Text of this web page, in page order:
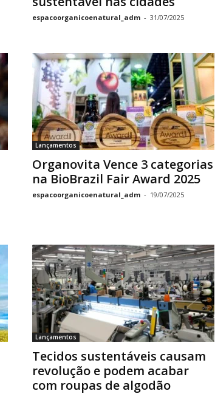
espacoorganicoenatural_adm - 31/07/2025
Lançamentos
Organovita Vence 3 categorias
na BioBrazil Fair Award 2025
espacoorganicoenatural_adm - 19/07/2025
Lançamentos
Tecidos sustentáveis causam
revolução e podem acabar
com roupas de algodão